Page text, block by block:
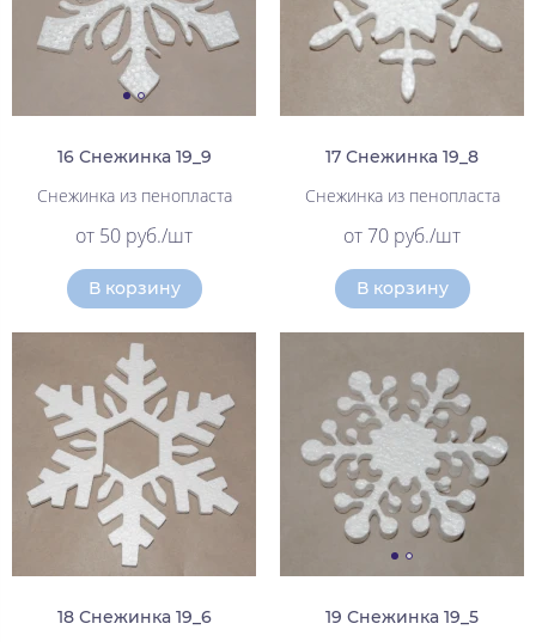
16 Снежинка 19_9
Снежинка из пенопласта
от 50 руб./шт
В корзину
17 Снежинка 19_8
Снежинка из пенопласта
от 70 руб./шт
В корзину
18 Снежинка 19_6 19 Снежинка 19_5